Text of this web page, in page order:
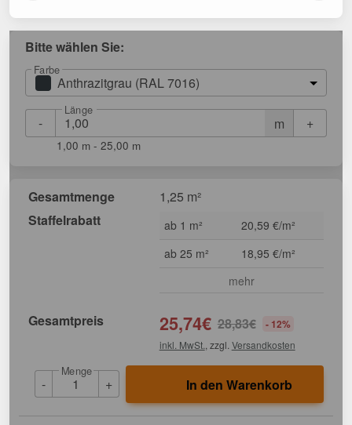
Bitte wählen Sie:
Farbe
Anthrazitgrau (RAL 7016)
- m
Länge
+
1,00 m - 25,00 m
Gesamtmenge
1,25 m²
Staffelrabatt
ab 1 m²
20,59 €/m²
ab 25 m²
18,95 €/m²
mehr
Gesamtpreis 25,74€ 28,83€ - 12%
inkl. MwSt. , zzgl. Versandkosten
-
Menge
+ In den Warenkorb